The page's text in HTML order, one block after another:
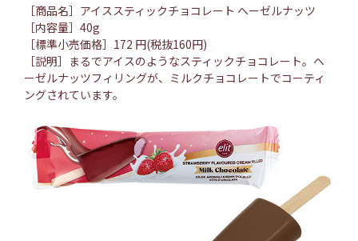
［商品名］アイススティックチョコレート ヘーゼルナッツ
［内容量］40g
［標準小売価格］172 円(税抜160円)
［説明］まるでアイスのようなスティックチョコレート。ヘ
ーゼルナッツフィリングが、ミルクチョコレートでコーティ
ングされています。